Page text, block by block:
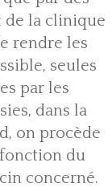
de la clinique
rendre les
seules
par les
dans la
on procède
fonction du
concerné.